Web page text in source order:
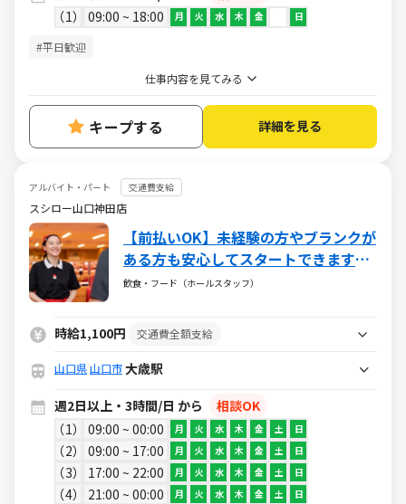
1
09:00 ~ 18:00 月 火 水 木 金 日
#平日歓迎
仕事内容を見てみる
キープする 詳細を見る
アルバイト・パート 交通費支給
スシロー山口神田店
【前払いOK】未経験の方やブランクが
ある方も安心してスタートできます！
扶養内での勤務も歓迎しておりますの
◎髪型・髪色自由♪
飲食・フード（ホールスタッフ）
時給1,100円 交通費全額支給
山口県山口市大歳駅
週2日以上・3時間/日 から
相談OK
1
09:00 ~ 00:00 月 火 水 木 金 土 日
2 09:00 ~ 17:00 月 火 水 木 金 土 日
3 17:00 ~ 22:00 月 火 水 木 金 土 日
4 21:00 ~ 00:00 月 火 水 木 金 土 日